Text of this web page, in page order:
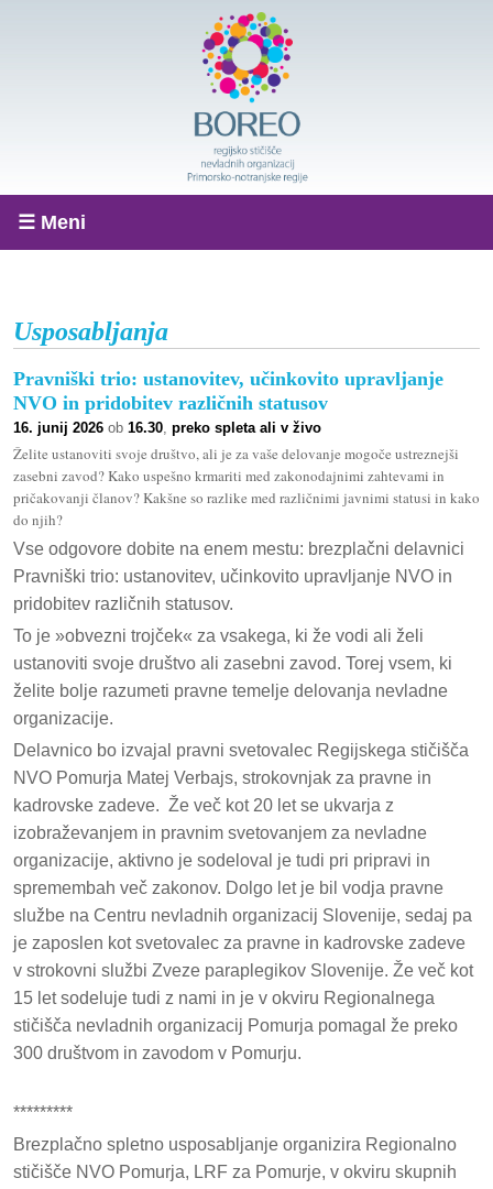
☰ Meni
Usposabljanja
Pravniški trio: ustanovitev, učinkovito upravljanje
NVO in pridobitev različnih statusov
16. junij 2026 ob 16.30, preko spleta ali v živo
Želite ustanoviti svoje društvo, ali je za vaše delovanje mogoče ustreznejši
zasebni zavod? Kako uspešno krmariti med zakonodajnimi zahtevami in
pričakovanji članov? Kakšne so razlike med različnimi javnimi statusi in kako
do njih?
Vse odgovore dobite na enem mestu: brezplačni delavnici
Pravniški trio: ustanovitev, učinkovito upravljanje NVO in
pridobitev različnih statusov.
To je »obvezni trojček« za vsakega, ki že vodi ali želi
ustanoviti svoje društvo ali zasebni zavod. Torej vsem, ki
želite bolje razumeti pravne temelje delovanja nevladne
organizacije.
Delavnico bo izvajal pravni svetovalec Regijskega stičišča
NVO Pomurja Matej Verbajs, strokovnjak za pravne in
kadrovske zadeve. Že več kot 20 let se ukvarja z
izobraževanjem in pravnim svetovanjem za nevladne
organizacije, aktivno je sodeloval je tudi pri pripravi in
spremembah več zakonov. Dolgo let je bil vodja pravne
službe na Centru nevladnih organizacij Slovenije, sedaj pa
je zaposlen kot svetovalec za pravne in kadrovske zadeve
v strokovni službi Zveze paraplegikov Slovenije. Že več kot
15 let sodeluje tudi z nami in je v okviru Regionalnega
stičišča nevladnih organizacij Pomurja pomagal že preko
300 društvom in zavodom v Pomurju.
*********
Brezplačno spletno usposabljanje organizira Regionalno
stičišče NVO Pomurja, LRF za Pomurje, v okviru skupnih